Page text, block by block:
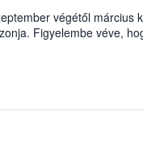
végétől március
Figyelembe véve,
szakaszában nem
miniszter
e termékek minőségét.
polcain egyre